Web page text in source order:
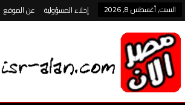
السبت, أغسطس 8, 2026 إخلاء المسؤولية عن الموقع